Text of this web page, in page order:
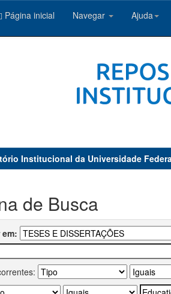
Página inicial Navegar Ajuda
Institucional da Universidade
de Busca